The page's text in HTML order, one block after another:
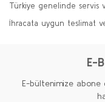
Türkiye genelinde servis
İhracata uygun teslimat
E-
E-bültenimize abone